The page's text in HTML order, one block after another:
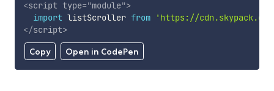
Copy Open in CodePen
<script type="module">
import listScroller from
'https://
</script>